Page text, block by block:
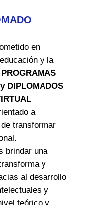
en
y la
PROGRAMAS
DIPLOMADOS
a
transformar
brindar una
y
al desarrollo
y
teórico y